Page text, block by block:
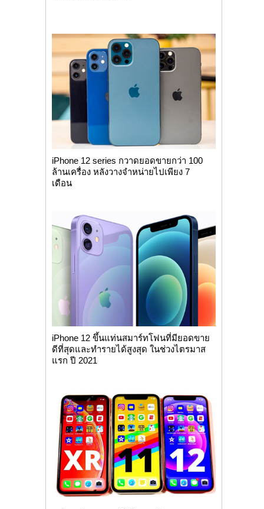
iPhone 12 series กวาดยอดขายกว่า 100
ล้านเครื่อง หลังวางจำหน่ายไปเพียง 7
เดือน
iPhone 12 ขึ้นแท่นสมาร์ทโฟนที่มียอดขาย
ดีที่สุดและทำรายได้สูงสุด ในช่วงไตรมาส
แรก ปี 2021